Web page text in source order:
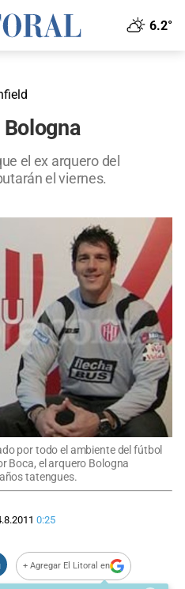
6.2°
el ex arquero del
el viernes.
por todo el ambiente del fútbol
Boca, el arquero Bologna
tatengues.
0:25
+ Agregar El Litoral en